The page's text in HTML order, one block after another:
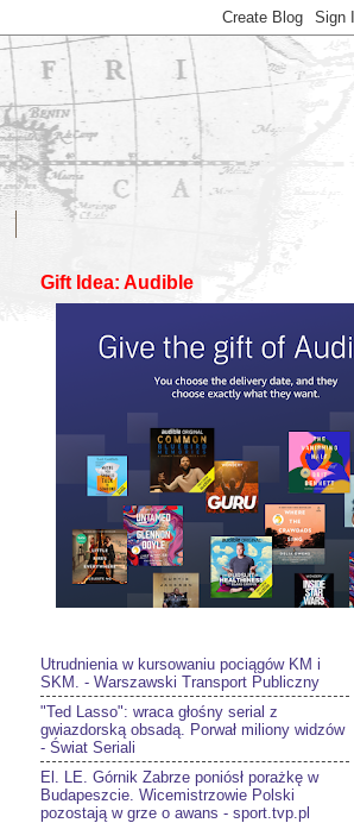
Gift Idea: Audible
Utrudnienia w kursowaniu pociągów KM i
SKM. - Warszawski Transport Publiczny
"Ted Lasso": wraca głośny serial z
gwiazdorską obsadą. Porwał miliony widzów
- Świat Seriali
El. LE. Górnik Zabrze poniósł porażkę w
Budapeszcie. Wicemistrzowie Polski
pozostają w grze o awans - sport.tvp.pl